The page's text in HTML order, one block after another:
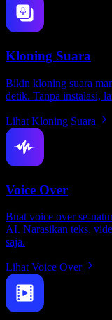
Kloning Suara
Bikin kloning suara
detik. Tanpa instalasi,
Lihat Kloning Suara
Voice Over
Buat voice over se-
AI. Narasikan teks,
saja.
Lihat Voice Over